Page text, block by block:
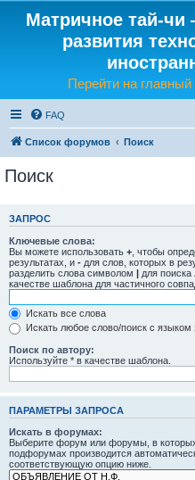
Матричное тай-
развития
Перейти на
FAQ
Список форумов Поиск
Поиск
ЗАПРОС
Ключевые слова:
Вы можете использовать + , чтобы
результатах, и - для слов, которых в
разделить слова символом | для поиска
качестве шаблона для частичного
Искать все слова
Искать любое слово/поиск с языком
Поиск по автору:
Используйте * в качестве шаблона.
ПАРАМЕТРЫ ЗАПРОСА
Искать в форумах:
Выберите форум или форумы, в
подфорумах производится
соответствующую опцию ниже.